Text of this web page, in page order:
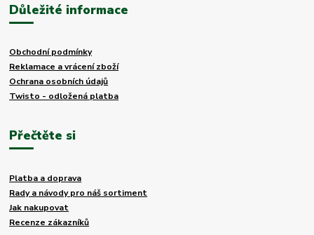
Důležité informace
Obchodní podmínky
Reklamace a vrácení zboží
Ochrana osobních údajů
Twisto - odložená platba
Přečtěte si
Platba a doprava
Rady a návody pro náš sortiment
Jak nakupovat
Recenze zákazníků